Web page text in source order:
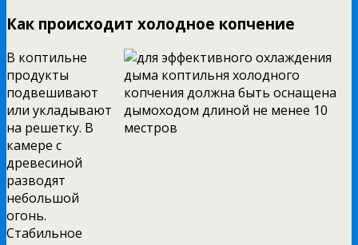
Как происходит холодное копчение
В коптильне
продукты
подвешивают
или укладывают
на решетку. В
камере с
древесиной
разводят
небольшой
огонь.
Стабильное